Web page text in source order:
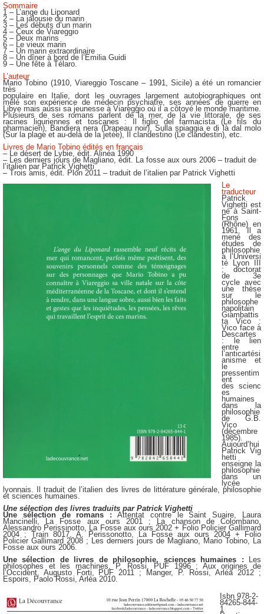
Sommaire
1 – L’ange du Liponard
2 – La jalousie du marin
3 – Les débuts d’un marin
4 – Ceux de Viareggio
5 – Deux marins
6 – Le vieux marin
7 – Un marin extraordinaire
8 – Un dîner à bord de l’Emilia Guidi
9 – Une fête à Télaro.
L’auteur
Mario Tobino (1910, Viareggio Toscane – 1991, Sicile) a été un romancier
très
populaire en Italie, dont les ouvrages largement autobiographiques ont
mêléson expérience de médecin psychiatre, ses années de guerre en
Libye mais aussi sa jeunesse à Viareggio où il a côtoyé le monde maritime.
Plusieurs de ses romans parlent de la mer, de la vie littorale, de ses
racines liguriennes et toscanes : Il figliodel farmacista (Le fils du
pharmacien), Bandiera nera (Drapeau noir), Sulla spiaggia e di là dal molo
(Sur la plage et au-delà de la jetée), Il clandestino (Le clandestin), etc.
Livres de Mario Tobino édités en français
– Le désert de Lybie, édit. Alinéa 1990
– Les derniers jours de Magliano, édit. La fosse aux ours 2006 – traduit de
l’italien par Patrick Vighetti
– Trois amis, édit. Plon 2011 – traduit de l’italien par Patrick Vighetti
Le
traducteur
Patrick
Vighetti est
né à Saint-
Fons
(Rhône) en
1961. Il a
mené des
études de
philosophie
à l’Universi
té Lyon III
; doctorat
de 3e
cycle avec
une thèse
sur le
philosophe
napolitain
Giambattis
taVico :
Vico face à
Descartes
: le lien
entre
l’anticartési
anisme et
le
pressentim
ent
des scienc
es
humaines
dans la
philosophie
de G.B.
Vico
(décembre
1985).
Aujourd’hui
Patrick Vig
hetti
enseigne la
philosophie
dans un
lycée
lyonnais. Il traduit de l’italien des livres de littérature générale, philosophie
et sciences humaines.
Une sélection des livres traduits par Patrick Vighetti
Une sélection de romans : Attentat contre le Saint Suaire, Laura
Mancinelli, La Fosse aux ours 2001 ; La chanson de Colombano,
Alessandro Perissinotto, La Fosse aux ours 2002 + Folio Policier Gallimard
2004 ; Train 8017, A. Perissonotto, La Fosse aux ours 2004 + Folio
Policier Gallimard 2008 ; Les derniers jours de Magliano, Mario Tobino, La
Fosse aux ours 2006.
Une sélection de livres de philosophie, sciences humaines : Les
philosophes et les machines, P. Rossi, PUF 1996 ; Aux origines de
l’Occident, Augusto Forti, PUF 2011 ; Manger, P. Rossi,Arléa 2012 ;
Espoirs, Paolo Rossi, Arléa 2010.
Isbn 978-2-
84265-844-
1